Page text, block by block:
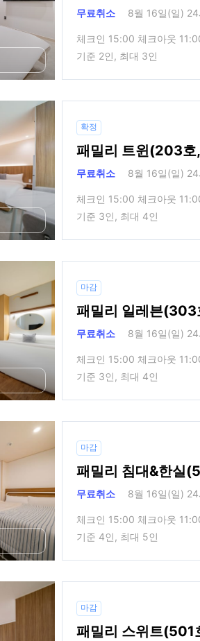
무료취소 8월 16일(일) 24
체크인 15:00 체크아웃
기준 2인, 최대 3인
확정
패밀리 트윈(203
무료취소 8월 16일(일) 24
체크인 15:00 체크아웃
기준 3인, 최대 4인
마감
패밀리 일레븐(303
무료취소 8월 16일(일) 24
체크인 15:00 체크아웃
기준 3인, 최대 4인
마감
패밀리 침대&한실
무료취소 8월 16일(일) 24
체크인 15:00 체크아웃
기준 4인, 최대 5인
마감
패밀리 스위트(501